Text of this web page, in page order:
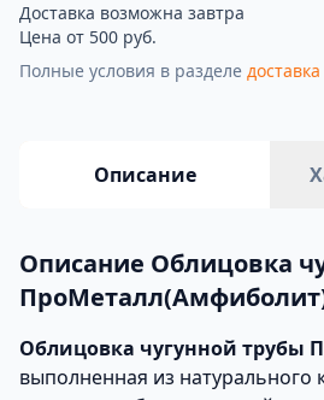
Доставка возможна завтра
Цена от 500 руб.
Полные условия в разделе доставка
Описание
Описание Облицовка
Облицовка чугунной трубы
выполненная из натурального